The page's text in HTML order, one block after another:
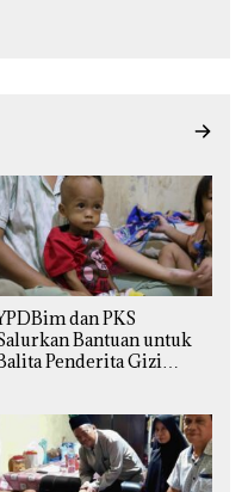
dan PKS
Bantuan untuk
Penderita Gizi